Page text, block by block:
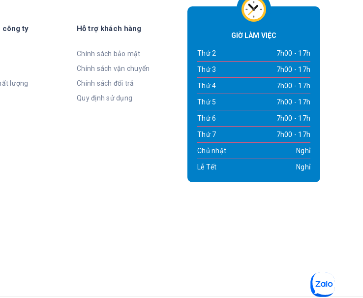
công ty
lượng
Hỗ trợ khách hàng
Chính sách bảo mật
Chính sách vận chuyển
Chính sách đổi trả
Quy định sử dụng
GIỜ LÀM VIỆC
Thứ 2 7h00 - 17h
Thứ 3 7h00 - 17h
Thứ 4 7h00 - 17h
Thứ 5 7h00 - 17h
Thứ 6 7h00 - 17h
Thứ 7 7h00 - 17h
Chủ nhật Nghỉ
Lễ Tết Nghỉ